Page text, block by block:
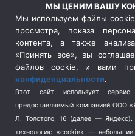
Сельское хозяйство (3)
Социальная политика
(3)
Спецоперация в Украине
Спецоперация на Украине
Спорт (740)
Терроризм (1)
Транспорт (262)
МЫ ЦЕНИМ ВАШУ
Мы используем файлы
просмотра, показа
контента, а также
«Принять все», вы
файлов cookie, и вами
конфиденциальности.
Этот сайт использует
предоставляемый компанией ООО
Л. Толстого, 16 (далее — Яндекс).
технологию «cookie» —